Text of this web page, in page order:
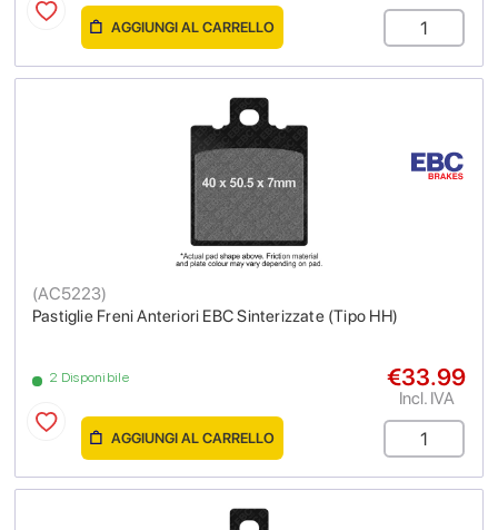
AGGIUNGI AL CARRELLO
Pastiglie Freni Anteriori EBC Sinterizzate (Tipo HH)
(AC5223)
2 Disponibile €33.99
Incl. IVA
AGGIUNGI AL CARRELLO